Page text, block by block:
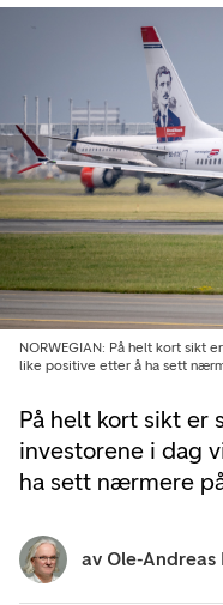
På helt kort sikt er
investorene i dag
ha sett nærmere
NORWEGIAN: På helt kort sikt
like positive etter å ha sett
av Ole-Andreas